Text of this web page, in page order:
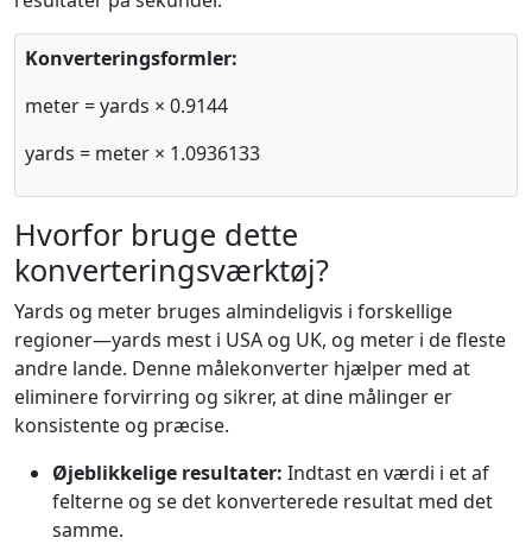
Konverteringsformler:
meter = yards × 0.9144
yards = meter × 1.0936133
Hvorfor bruge dette
konverteringsværktøj?
Yards og meter bruges almindeligvis i forskellige
regioner—yards mest i USA og UK, og meter i de fleste
andre lande. Denne målekonverter hjælper med at
eliminere forvirring og sikrer, at dine målinger er
konsistente og præcise.
Øjeblikkelige resultater: Indtast en værdi i et af
felterne og se det konverterede resultat med det
samme.